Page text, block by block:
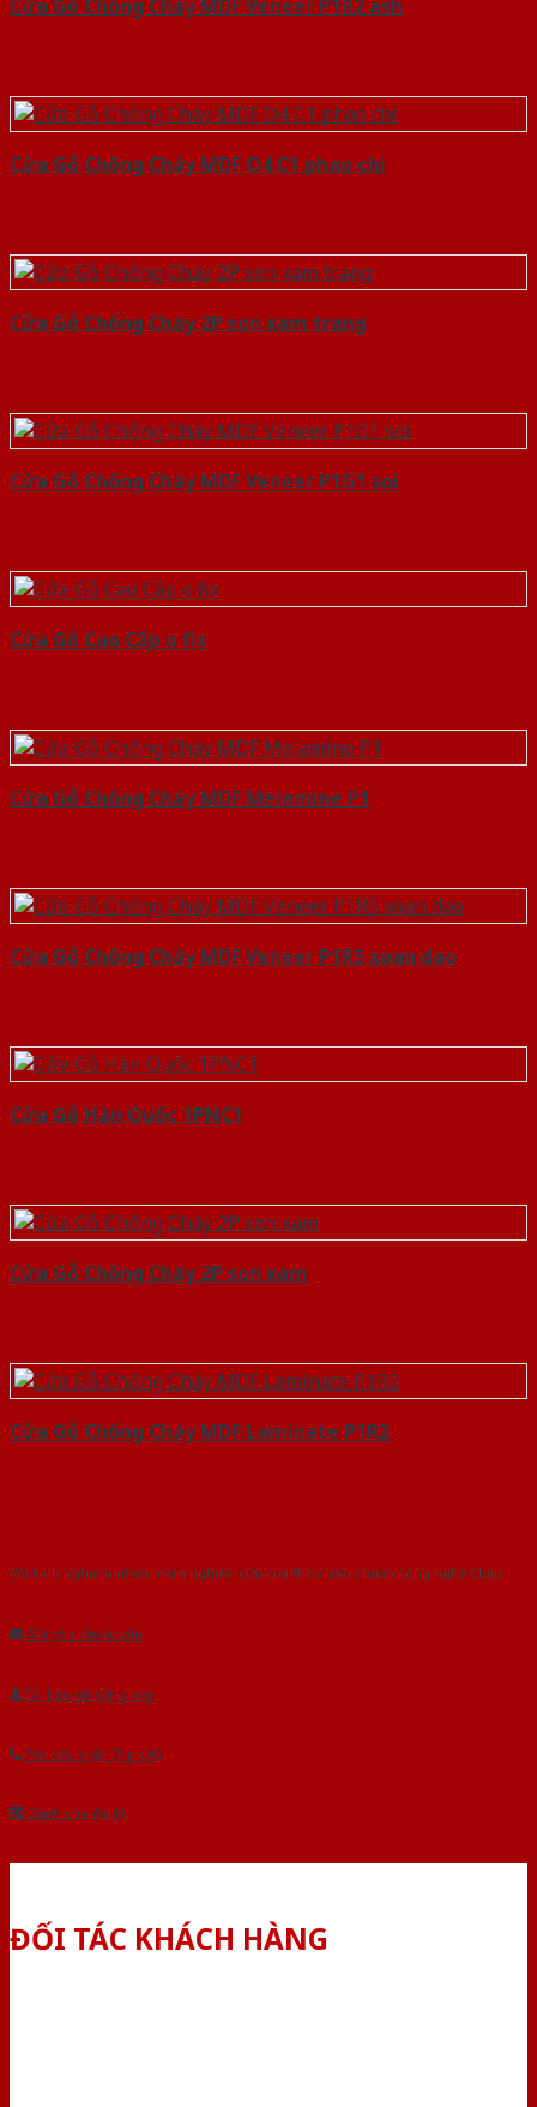
Cửa Gỗ Chống Cháy MDF Veneer P1R2 ash
Cửa Gỗ Chống Cháy MDF O4 C1 phao chi
Cửa Gỗ Chống Cháy 2P son xam trang
Cửa Gỗ Chống Cháy MDF Veneer P1G1 soi
Cửa Gỗ Cao Cấp o fix
Cửa Gỗ Chống Cháy MDF Melamine P1
Cửa Gỗ Chống Cháy MDF Veneer P1R5 xoan dao
Cửa Gỗ Hàn Quốc 1PNC1
Cửa Gỗ Chống Cháy 2P son xam
Cửa Gỗ Chống Cháy MDF Laminate P1R2
Với kinh nghiệm nhiêu năm nghiên cứu cửa theo tiêu chuẩn công nghệ Châu
Gửi yêu cầu tư vấn
Tải báo giá tổng hợp
Yêu cầu gọi lại (3 phút)
Dành cho đại lý
ĐỐI TÁC KHÁCH HÀNG